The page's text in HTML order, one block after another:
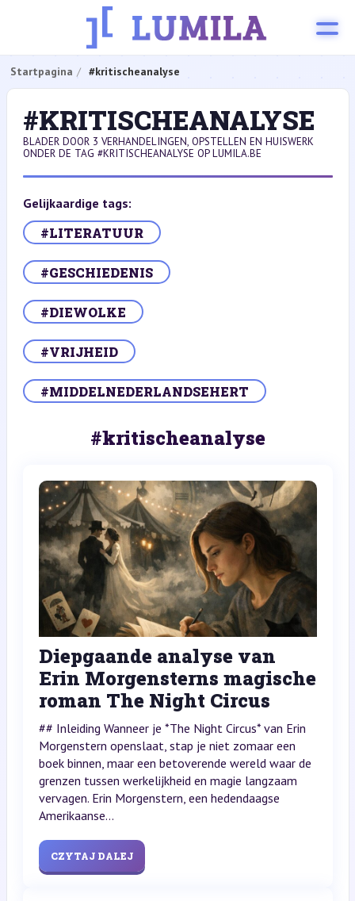
Startpagina #kritischeanalyse
#KRITISCHEANALYSE
BLADER DOOR 3 VERHANDELINGEN, OPSTELLEN EN HUISWERK
ONDER DE TAG #KRITISCHEANALYSE OP LUMILA.BE
Gelijkaardige tags:
#LITERATUUR
#GESCHIEDENIS
#DIEWOLKE
#VRIJHEID
#MIDDELNEDERLANDSEHERT
#kritischeanalyse
Diepgaande analyse van
Erin Morgensterns magische
roman The Night Circus
## Inleiding Wanneer je *The Night Circus* van Erin
Morgenstern openslaat, stap je niet zomaar een
boek binnen, maar een betoverende wereld waar de
grenzen tussen werkelijkheid en magie langzaam
vervagen. Erin Morgenstern, een hedendaagse
Amerikaanse...
CZYTAJ DALEJ